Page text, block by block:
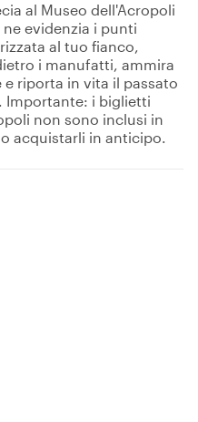
al Museo dell'Acropoli
evidenzia i punti
al tuo fianco,
i manufatti, ammira
riporta in vita il passato
Importante: i biglietti
non sono inclusi in
acquistarli in anticipo.